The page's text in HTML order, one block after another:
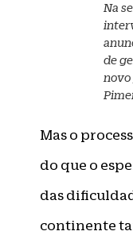
Na
de
Mas o
do que o
das
continente